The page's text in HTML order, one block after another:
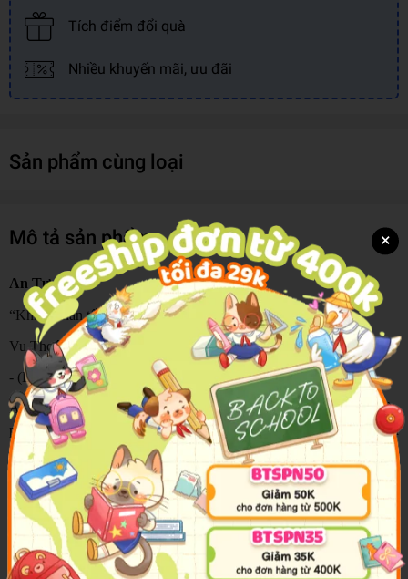
Tích điểm đổi quà
Nhiều khuyến mãi, ưu đãi
Sản phẩm cùng loại
Mô tả sản phẩm
An Tư
“Khiển nhân tống An Tư công chúa
Vu Thoát Hoan, dục thư quốc nan dã"
- (Đại Việt sử ký toàn thư)
An Tư – cuốn tiểu thuyết về nàng công chúa xinh đẹp đời Trần
phải đem cống cho tướng giặc Thoát Hoan, không chỉ là một tấn bi
kịch cá nhân mà qua đó tái hiện hầu như toàn bộ cuộc kháng chiến
hào hùng chống Nguyên Mông lần thứ hai của quân dân nhà Trần.
Tác phẩm được nhà văn hoàn thành cuối năm 1943, đăng tải trên
tạp chí Tri Tân trong nửa sau của năm tiếp theo 1944…
Theo chính sử, An Tư là một công chúa đời Trần, em ruột của
Thượng hoàng Trần Thánh Tông và là cô của vua Trần Nhân
×